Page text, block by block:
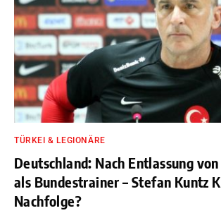
TÜRKEI & LEGIONÄRE
Deutschland: Nach Entlassung
als Bundestrainer – Stefan Kuntz
Nachfolge?